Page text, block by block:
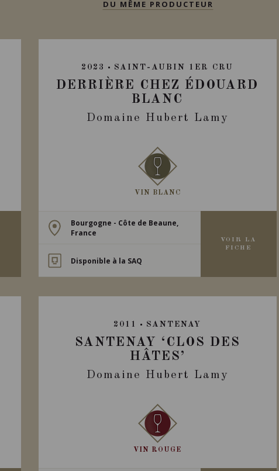
DU MÊME PRODUCTEUR
2023 SAINT-AUBIN 1ER CRU
DERRIÈRE CHEZ ÉDOUARD
BLANC
Domaine Hubert Lamy
VIN BLANC
Bourgogne - Côte de Beaune,
France
Disponible à la SAQ
VOIR LA
FICHE
2011 SANTENAY
SANTENAY ‘CLOS DES
HÂTES’
Domaine Hubert Lamy
VIN ROUGE